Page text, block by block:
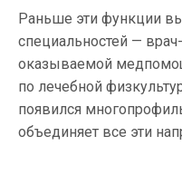
Раньше эти функции
специальностей —
оказываемой
по лечебной
появился
объединяет все эти